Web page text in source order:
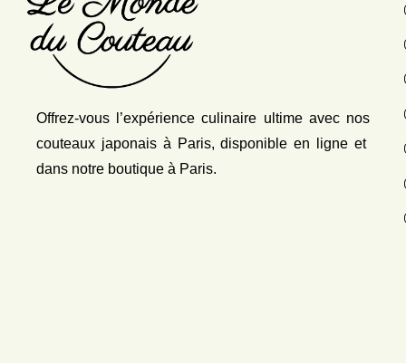
Offrez-vous l’expérience culinaire ultime avec nos
couteaux japonais à Paris, disponible en ligne et
dans notre boutique à Paris.